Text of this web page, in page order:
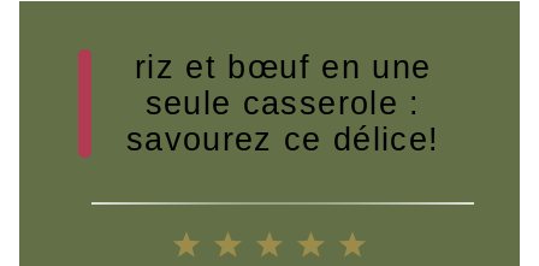
riz et bœuf en une
seule casserole :
savourez ce délice!
5
4
3
2
1